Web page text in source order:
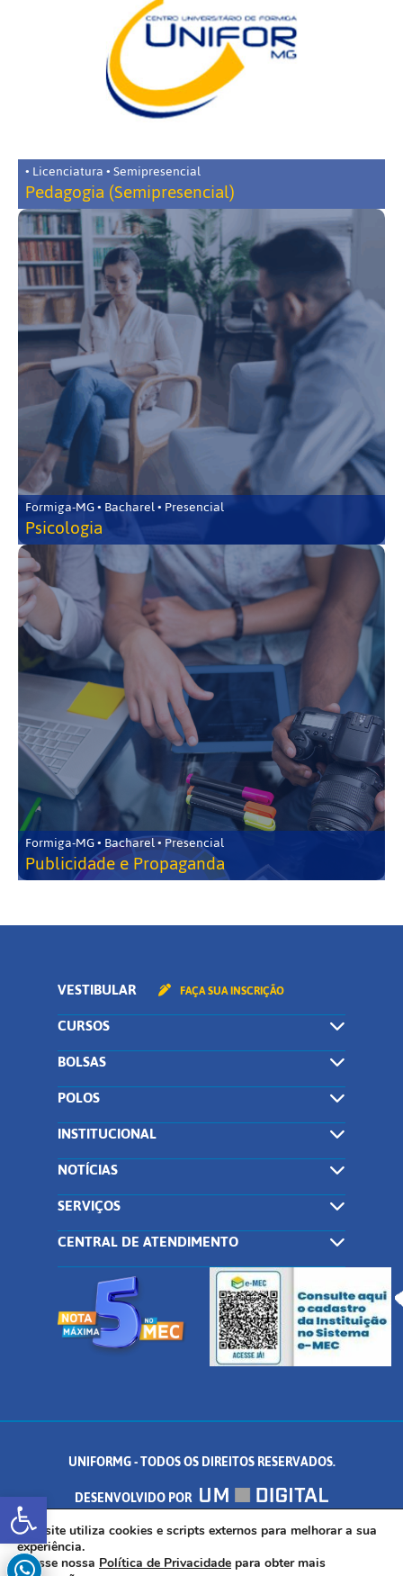
Abrir a barra de ferramentas
• Licenciatura • Semipresencial
Pedagogia (Semipresencial)
Formiga-MG • Bacharel • Presencial
Psicologia
Formiga-MG • Bacharel • Presencial
Publicidade e Propaganda
VESTIBULAR FAÇA SUA INSCRIÇÃO
CURSOS
BOLSAS
POLOS
INSTITUCIONAL
NOTÍCIAS
SERVIÇOS
CENTRAL DE ATENDIMENTO
UNIFORMG - TODOS OS DIREITOS RESERVADOS.
DESENVOLVIDO POR
AV. DR. ARNALDO DE SENNA, 328 - PALMEIRAS, FORMIGA/MG - CEP:
35.574.530
Este site utiliza cookies e scripts externos para melhorar a sua
experiência.
Acesse nossa Política de Privacidade para obter mais